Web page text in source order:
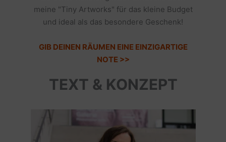
meine "Tiny Artworks" für das kleine Budget
und ideal als das besondere Geschenk!
GIB DEINEN RÄUMEN EINE EINZIGARTIGE
NOTE >>
TEXT & KONZEPT